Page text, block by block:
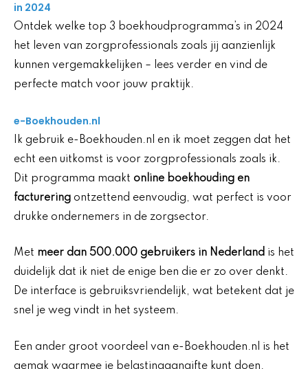
in 2024
Ontdek welke top 3 boekhoudprogramma’s in 2024
het leven van zorgprofessionals zoals jij aanzienlijk
kunnen vergemakkelijken – lees verder en vind de
perfecte match voor jouw praktijk.
e-Boekhouden.nl
Ik gebruik e-Boekhouden.nl en ik moet zeggen dat het
echt een uitkomst is voor zorgprofessionals zoals ik.
Dit programma maakt online boekhouding en
facturering ontzettend eenvoudig, wat perfect is voor
drukke ondernemers in de zorgsector.
Met meer dan 500.000 gebruikers in Nederland is het
duidelijk dat ik niet de enige ben die er zo over denkt.
De interface is gebruiksvriendelijk, wat betekent dat je
snel je weg vindt in het systeem.
Een ander groot voordeel van e-Boekhouden.nl is het
gemak waarmee je belastingaangifte kunt doen.